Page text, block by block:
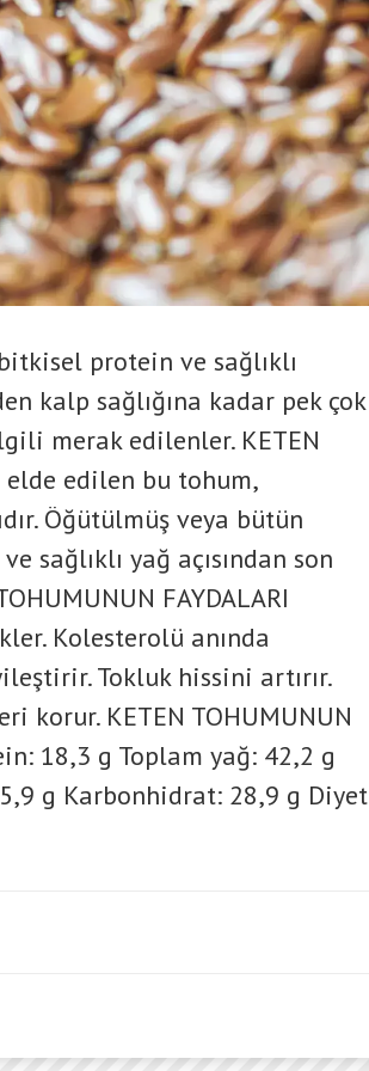
protein ve sağlıklı
kalp sağlığına kadar pek çok
merak edilenler. KETEN
elde edilen bu tohum,
Öğütülmüş veya bütün
yağ açısından son
FAYDALARI
Kolesterolü anında
Tokluk hissini artırır.
korur. KETEN TOHUMUNUN
18,3 g Toplam yağ: 42,2 g
g Karbonhidrat: 28,9 g Diyet